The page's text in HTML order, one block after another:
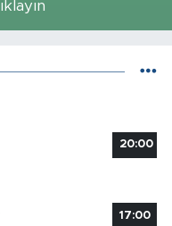
20:00
17:00